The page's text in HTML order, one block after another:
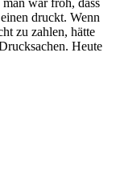
druckt. Wenn
zu zahlen, hätte
Heute